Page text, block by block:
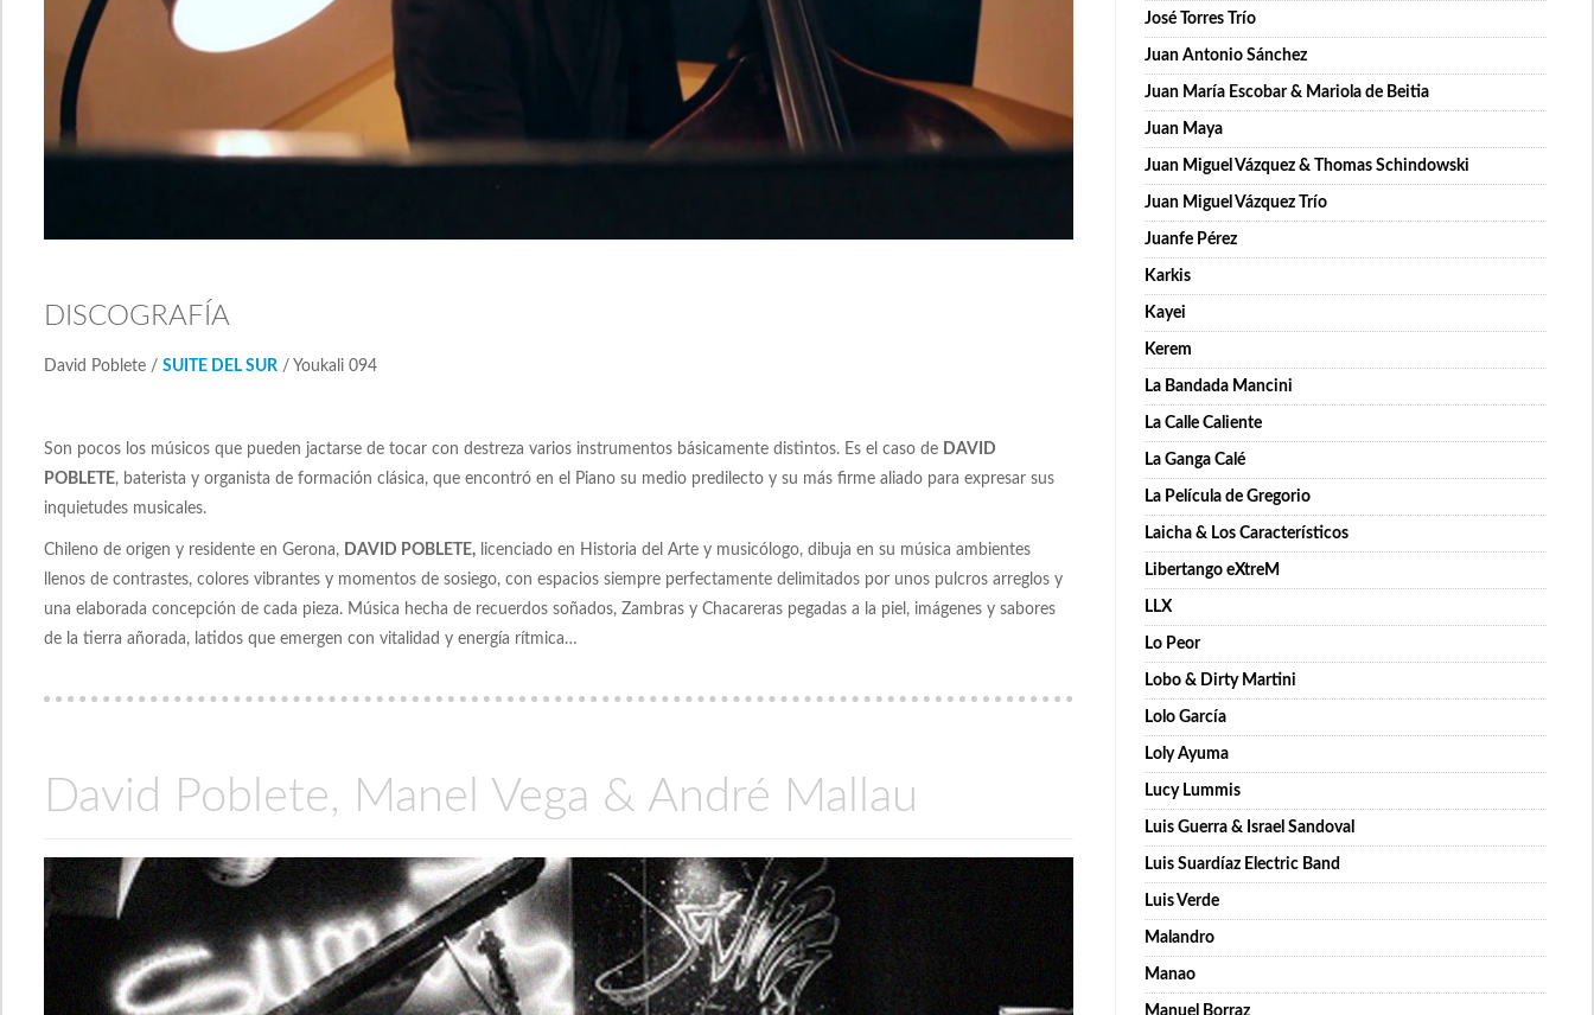
DISCOGRAFÍA
David Poblete / SUITE DEL SUR / Youkali 094
Son pocos los músicos que pueden jactarse de tocar con destreza varios instrumentos básicamente distintos. Es el caso de DAVID
POBLETE, baterista y organista de formación clásica, que encontró en el Piano su medio predilecto y su más firme aliado para expresar sus
inquietudes musicales.
Chileno de origen y residente en Gerona, DAVID POBLETE, licenciado en Historia del Arte y musicólogo, dibuja en su música ambientes
llenos de contrastes, colores vibrantes y momentos de sosiego, con espacios siempre perfectamente delimitados por unos pulcros arreglos y
una elaborada concepción de cada pieza. Música hecha de recuerdos soñados, Zambras y Chacareras pegadas a la piel, imágenes y sabores
de la tierra añorada, latidos que emergen con vitalidad y energía rítmica…
David Poblete, Manel Vega & André Mallau
José Torres Trío
Juan Antonio Sánchez
Juan María Escobar & Mariola de Beitia
Juan Maya
Juan Miguel Vázquez & Thomas Schindowski
Juan Miguel Vázquez Trío
Juanfe Pérez
Karkis
Kayei
Kerem
La Bandada Mancini
La Calle Caliente
La Ganga Calé
La Película de Gregorio
Laicha & Los Característicos
Libertango eXtreM
LLX
Lo Peor
Lobo & Dirty Martini
Lolo García
Loly Ayuma
Lucy Lummis
Luis Guerra & Israel Sandoval
Luis Suardíaz Electric Band
Luis Verde
Malandro
Manao
Manuel Borraz